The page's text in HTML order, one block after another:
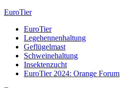
EuroTier
EuroTier
Legehennenhaltung
Geflügelmast
Schweinehaltung
Insektenzucht
EuroTier 2024: Orange Forum